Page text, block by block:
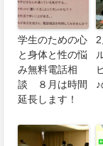
学生のための心
と身体と性の悩
み無料電話相
談 ８月は時間
延長します！